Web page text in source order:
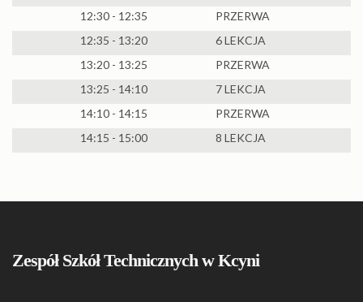
12:30 - 12:35
PRZERWA
12:35 - 13:20
6 LEKCJA
13:20 - 13:25
PRZERWA
13:25 - 14:10
7 LEKCJA
14:10 - 14:15
PRZERWA
14:15 - 15:00
8 LEKCJA
Zespół Szkół Technicznych w Kcyni